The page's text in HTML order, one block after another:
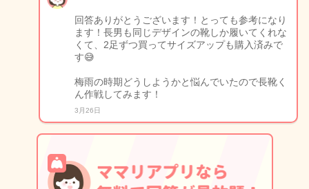
回答ありがとうございます！とっても参考になり
ます！長男も同じデザインの靴しか履いてくれな
くて、2足ずつ買ってサイズアップも購入済みで
す😅
梅雨の時期どうしようかと悩んでいたので長靴く
ん作戦してみます！
3月26日